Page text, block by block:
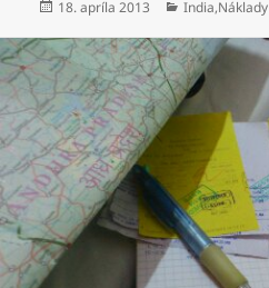
Publikované
18. apríla 2013 Kategórie
India,Náklady